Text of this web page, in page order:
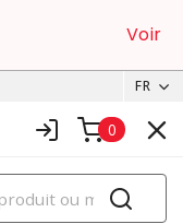
Voir
FR
0